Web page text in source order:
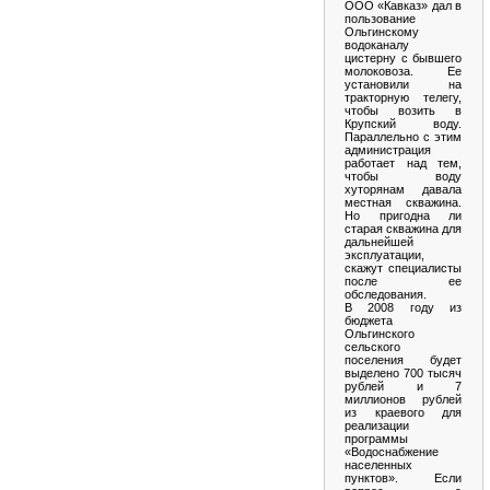
ООО «Кавказ» дал в
пользование
Ольгинскому
водоканалу
цистерну с бывшего
молоковоза. Ее
установили на
тракторную телегу,
чтобы возить в
Крупский воду.
Параллельно с этим
администрация
работает над тем,
чтобы воду
хуторянам давала
местная скважина.
Но пригодна ли
старая скважина для
дальнейшей
эксплуатации,
скажут специалисты
после ее
обследования.
В 2008 году из
бюджета
Ольгинского
сельского
поселения будет
выделено 700 тысяч
рублей и 7
миллионов рублей
из краевого для
реализации
программы
«Водоснабжение
населенных
пунктов». Если